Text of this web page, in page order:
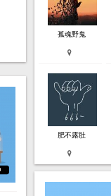
孤魂野鬼
肥不露肚